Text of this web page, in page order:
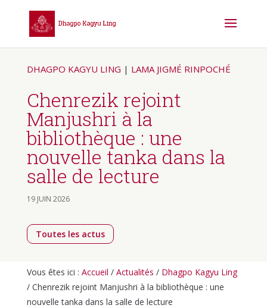
DHAGPO KAGYU LING | LAMA JIGMÉ RINPOCHÉ
Chenrezik rejoint
Manjushri à la
bibliothèque : une
nouvelle tanka dans la
salle de lecture
19 JUIN 2026
Toutes les actus
Vous êtes ici : Accueil / Actualités / Dhagpo Kagyu Ling
/ Chenrezik rejoint Manjushri à la bibliothèque : une
nouvelle tanka dans la salle de lecture